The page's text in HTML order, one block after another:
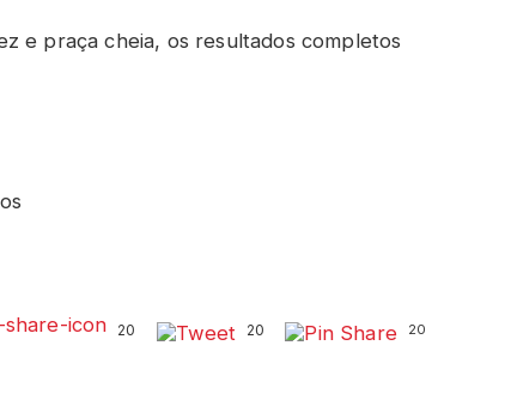
e praça cheia, os resultados completos
20 20 20